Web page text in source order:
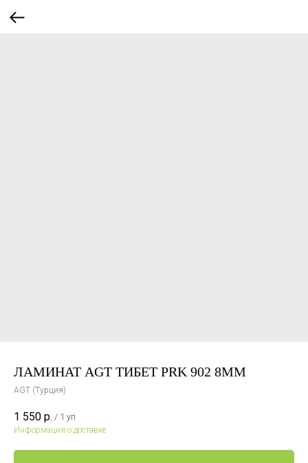
ЛАМИНАТ AGT ТИБЕТ PRK 902 8ММ
AGT (Турция)
1 550 р. / 1 уп
Информация о доставке